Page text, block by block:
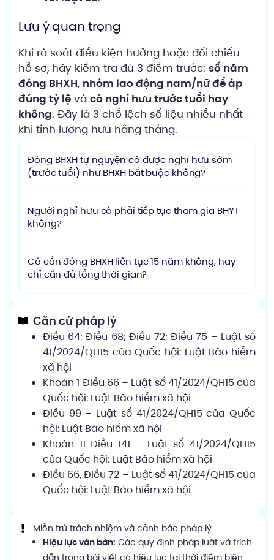
Lưu ý quan trọng
Khi rà soát điều kiện hưởng hoặc đối chiếu
hồ sơ, hãy kiểm tra đủ 3 điểm trước: số năm
đóng BHXH, nhóm lao động nam/nữ để áp
đúng tỷ lệ và có nghỉ hưu trước tuổi hay
không. Đây là 3 chỗ lệch số liệu nhiều nhất
khi tính lương hưu hằng tháng.
Đóng BHXH tự nguyện có được nghỉ hưu sớm
(trước tuổi) như BHXH bắt buộc không?
Người nghỉ hưu có phải tiếp tục tham gia BHYT
không?
Có cần đóng BHXH liên tục 15 năm không, hay
chỉ cần đủ tổng thời gian?
Căn cứ pháp lý
Điều 64; Điều 68; Điều 72; Điều 75 – Luật số
41/2024/QH15 của Quốc hội: Luật Bảo hiểm
xã hội
Khoản 1 Điều 66 – Luật số 41/2024/QH15 của
Quốc hội: Luật Bảo hiểm xã hội
Điều 99 – Luật số 41/2024/QH15 của Quốc
hội: Luật Bảo hiểm xã hội
Khoản 11 Điều 141 – Luật số 41/2024/QH15
của Quốc hội: Luật Bảo hiểm xã hội
Điều 66, Điều 72 – Luật số 41/2024/QH15 của
Quốc hội: Luật Bảo hiểm xã hội
Miễn trừ trách nhiệm và cảnh báo pháp lý
Hiệu lực văn bản: Các quy định pháp luật và trích
dẫn trong bài viết có hiệu lực tại thời điểm biên